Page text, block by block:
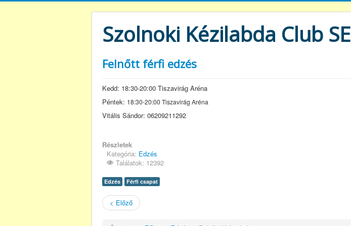
Szolnoki Kézilabda Club SE
Felnőtt férfi edzés
Kedd: 18:30-20:00 Tiszavirág Aréna
Péntek: 18:30-20:00Tiszavirág Aréna
Vitális Sándor: 06209211292
Részletek
Kategória: Edzés
Találatok: 12392
Edzés Férfi csapat
< Előző